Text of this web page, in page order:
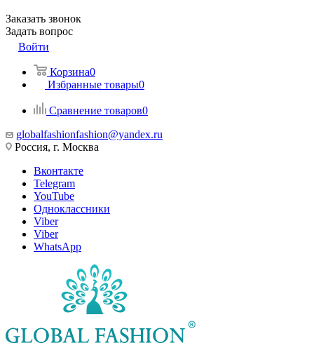
Заказать звонок
Задать вопрос
Войти
Корзина0
Избранные товары0
Сравнение товаров0
globalfashionfashion@yandex.ru
Россия, г. Москва
Вконтакте
Telegram
YouTube
Одноклассники
Viber
Viber
WhatsApp